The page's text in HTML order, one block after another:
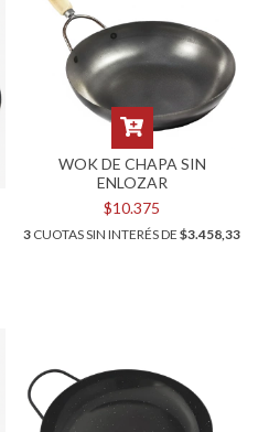
WOK DE CHAPA SIN
ENLOZAR
$10.375
3 CUOTAS SIN INTERÉS DE $3.458,33